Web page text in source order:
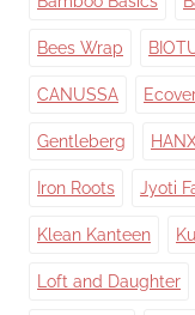
Bees Wrap
CANUSSA
Gentleberg
Iron Roots Jyoti
Klean Kanteen
Loft and Daughter